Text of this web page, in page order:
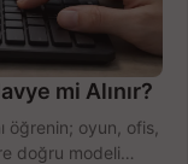
mi Alınır?
öğrenin; oyun, ofis,
doğru modeli